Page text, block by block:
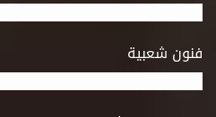
فنون شعبية